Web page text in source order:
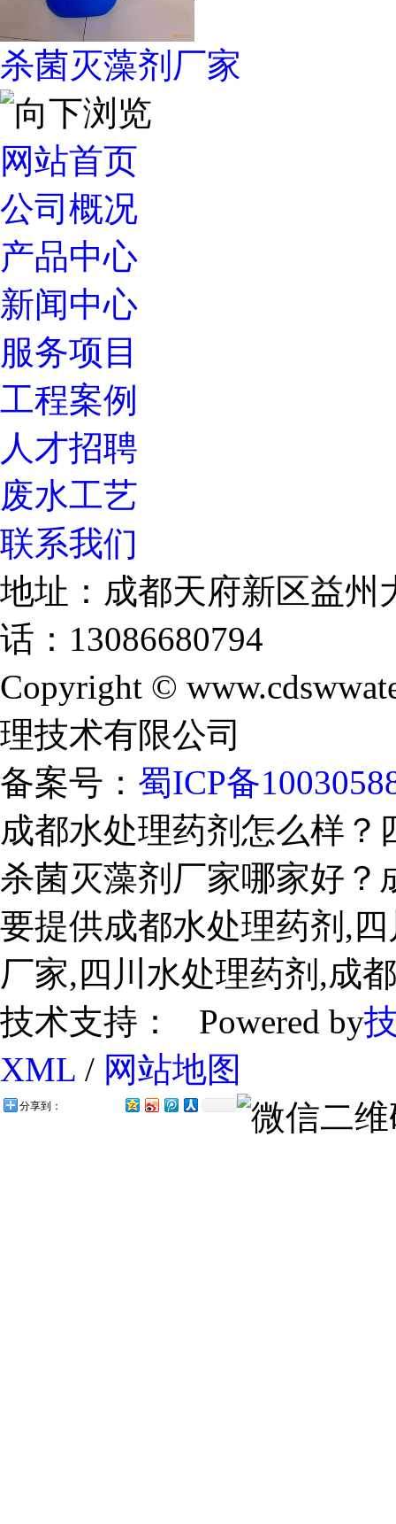
杀菌灭藻剂厂家
网站首页
公司概况
产品中心
新闻中心
服务项目
工程案例
人才招聘
废水工艺
联系我们
地址：成都天府新区益
话：13086680794
Copyright ©
理技术有限公司
备案号： 蜀ICP备
成都水处理药剂怎么样
杀菌灭藻剂厂家哪家好
要提供成都水处理药剂,
厂家,四川水处理药剂,成
技术支持： Powered by
XML / 网站地图
分享到：